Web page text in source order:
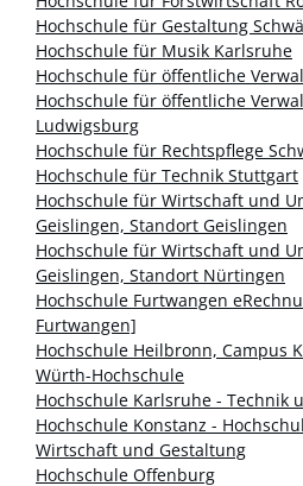
Hochschule für Gestaltung
Hochschule für Musik Karlsruhe
Hochschule für öffentliche
Hochschule für öffentliche
Ludwigsburg
Hochschule für Rechtspflege
Hochschule für Technik Stuttgart
Hochschule für Wirtschaft und
Geislingen, Standort Geislingen
Hochschule für Wirtschaft und
Geislingen, Standort Nürtingen
Hochschule Furtwangen
Furtwangen]
Hochschule Heilbronn, Campus
Würth-Hochschule
Hochschule Karlsruhe - Technik
Hochschule Konstanz -
Wirtschaft und Gestaltung
Hochschule Offenburg